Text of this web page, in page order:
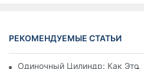
РЕКОМЕНДУЕМЫЕ СТАТЬИ
Одиночный Цилиндр: Как Это